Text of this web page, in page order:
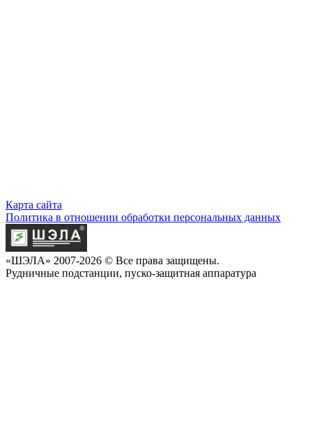
Карта сайта
Политика в отношении обработки персональных данных
«ШЭЛА» 2007-2026 © Все права защищены.
Рудничные подстанции, пуско-защитная аппаратура